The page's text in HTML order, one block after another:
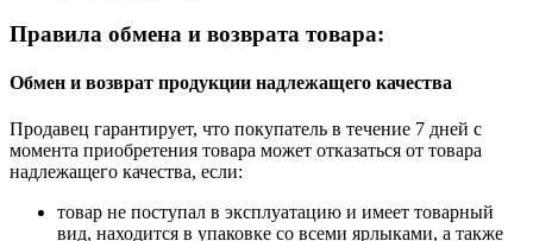
Правила обмена и возврата товара:
Обмен и возврат продукции надлежащего качества
Продавец гарантирует, что покупатель в течение 7 дней с
момента приобретения товара может отказаться от товара
надлежащего качества, если:
товар не поступал в эксплуатацию и имеет товарный
вид, находится в упаковке со всеми ярлыками, а также